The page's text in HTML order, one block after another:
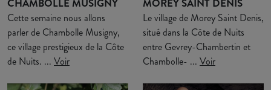
CHAMBOLLE MUSIGNY
Cette semaine nous allons
parler de Chambolle Musigny,
ce village prestigieux de la Côte
de Nuits. ... Voir
MOREY SAINT DENIS
Le village de Morey Saint Denis,
situé dans la Côte de Nuits
entre Gevrey-Chambertin et
Chambolle- ... Voir